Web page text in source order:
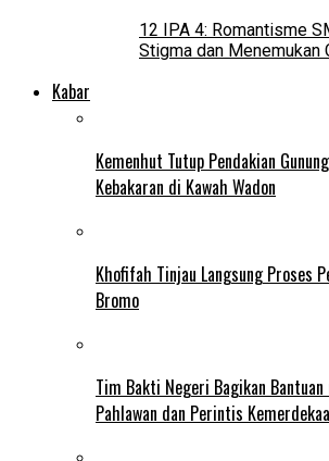
12 IPA 4: Romantisme
Stigma dan Menemukan
Kabar
Kemenhut Tutup Pendakian
Kebakaran di Kawah Wadon
Khofifah Tinjau Langsung Proses
Bromo
Tim Bakti Negeri Bagikan
Pahlawan dan Perintis